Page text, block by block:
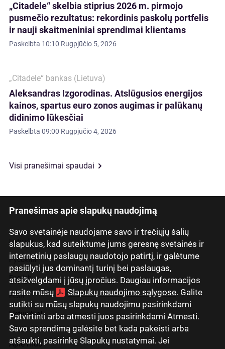
Pranešimas apie slapukų naudojimą
Savo svetainėje naudojame savo ir trečiųjų šalių
slapukus, kad suteiktume jums geresnę svetainės ir
internetinių paslaugų naudotojo patirtį, ir galėtume
pasiūlyti jus dominantį turinį bei paslaugas,
atsižvelgdami į jūsų įpročius. Daugiau informacijos
rasite mūsų
Slapukų naudojimo sąlygose. Galite
sutikti su mūsų slapukų naudojimu pasirinkdami
Patvirtinti arba atmesti juos pasirinkdami Atmesti.
Savo sprendimą galėsite bet kada pakeisti arba
atšaukti, pasirinkę Slapukų nustatymai. Jei
„Citadele“ skelbia stiprius 2026 m. pirmojo
pusmečio rezultatus: rekordinis paskolų portfelis
ir nauji skaitmeniniai sprendimai klientams
Paskelbta 10:10 Rugpjūčio 5, 2026
„Citadele“ bankas (Lietuva)
Aleksandras Izgorodinas. Atslūgusios energijos
kainos, spartus euro zonos augimas ir palūkanų
didinimo lūkesčiai
Paskelbta 09:00 Rugpjūčio 4, 2026
Visi pranešimai spaudai
Latviski
Русский
English
Eesti
Lietuviškai
Apie mus